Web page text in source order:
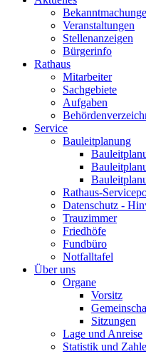
Veranstaltungen
Stellenanzeigen
Bürgerinfo
Rathaus
Mitarbeiter
Sachgebiete
Aufgaben
Service
Bauleitplanung
Rathaus-
Datenschutz -
Trauzimmer
Friedhöfe
Fundbüro
Notfalltafel
Über uns
Organe
Vorsitz
Sitzungen
Lage und Anreise
Statistik und